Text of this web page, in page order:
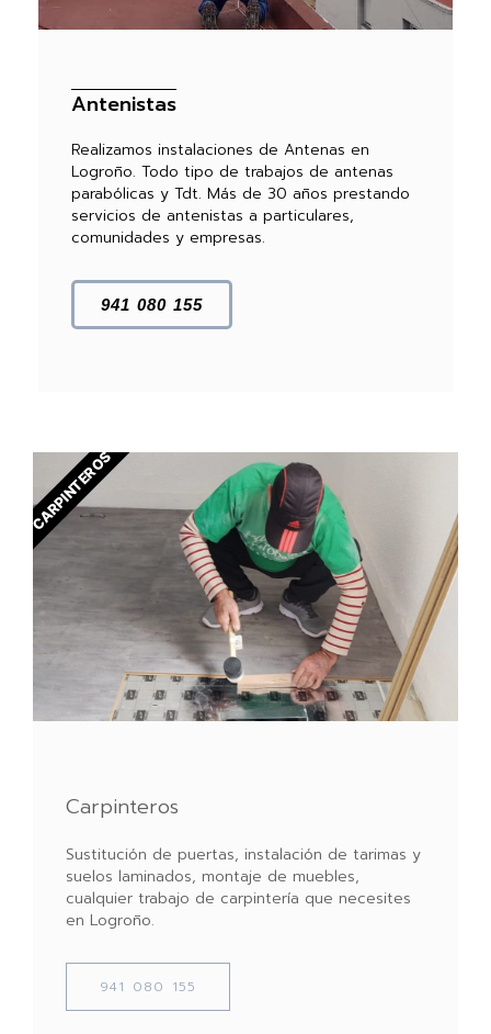
Antenistas
Realizamos instalaciones de Antenas en
Logroño. Todo tipo de trabajos de antenas
parabólicas y Tdt. Más de 30 años prestando
servicios de antenistas a particulares,
comunidades y empresas.
941 080 155
Carpinteros
Sustitución de puertas, instalación de tarimas y
suelos laminados, montaje de muebles,
cualquier trabajo de carpintería que necesites
en Logroño.
941 080 155
CARPINTEROS